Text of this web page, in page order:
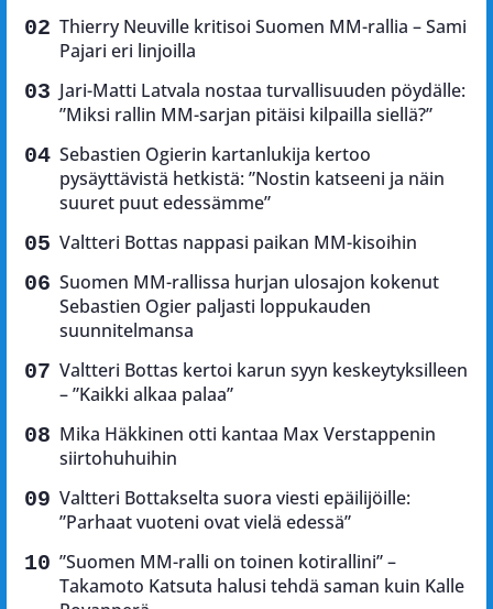
Thierry Neuville kritisoi Suomen MM-rallia – Sami
Pajari eri linjoilla
Jari-Matti Latvala nostaa turvallisuuden pöydälle:
”Miksi rallin MM-sarjan pitäisi kilpailla siellä?”
Sebastien Ogierin kartanlukija kertoo
pysäyttävistä hetkistä: ”Nostin katseeni ja näin
suuret puut edessämme”
Valtteri Bottas nappasi paikan MM-kisoihin
Suomen MM-rallissa hurjan ulosajon kokenut
Sebastien Ogier paljasti loppukauden
suunnitelmansa
Valtteri Bottas kertoi karun syyn keskeytyksilleen
– ”Kaikki alkaa palaa”
Mika Häkkinen otti kantaa Max Verstappenin
siirtohuhuihin
Valtteri Bottakselta suora viesti epäilijöille:
”Parhaat vuoteni ovat vielä edessä”
”Suomen MM-ralli on toinen kotirallini” –
Takamoto Katsuta halusi tehdä saman kuin Kalle